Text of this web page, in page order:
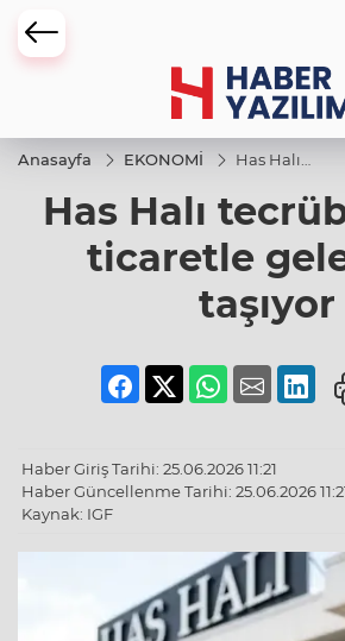
Anasayfa EKONOMİ
Has Halı
E-ticaretle
geleceğe
Has Halı
ticaretle
taşıyor
Haber Giriş Tarihi: 25.06.2026 11:21
Haber Güncellenme Tarihi: 25.06.2026
Kaynak: IGF